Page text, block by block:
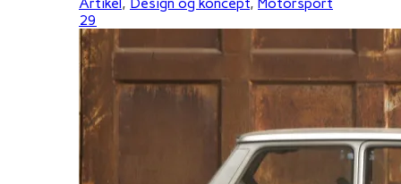
29